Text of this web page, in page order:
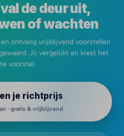
de deur uit,
of wachten
ontvang vrijblijvend voorstellen
Jij vergelijkt en kiest het
voorstel.
je richtprijs
· gratis & vrijblijvend